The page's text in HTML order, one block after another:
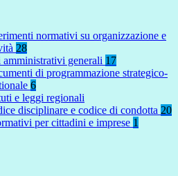
normativi su organizzazione e
28
generali 17
di programmazione strategico-
6
e leggi regionali
disciplinare e codice di condotta 20
per cittadini e imprese 1